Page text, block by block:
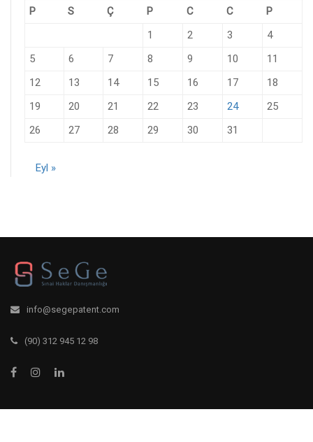
P S Ç P C C
P
1
2 3
4
5
6 7 8 9 10
11
12
13 14 15 16 17
18
19
20 21 22 23 24
25
26
27 28 29 30 31
Eyl »
info@segepatent.com
(90) 312 945 12 98